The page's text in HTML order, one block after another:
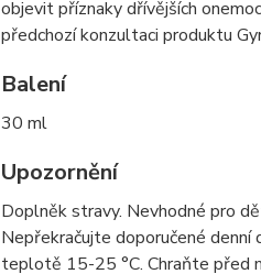
objevit příznaky dřívějších
předchozí konzultaci produktu
Balení
30 ml
Upozornění
Doplněk stravy. Nevhodné pro
Nepřekračujte doporučené
teplotě 15-25 °C. Chraňte před